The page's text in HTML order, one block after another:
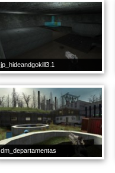
jp_hideandgokill3.1
dm_departamentas